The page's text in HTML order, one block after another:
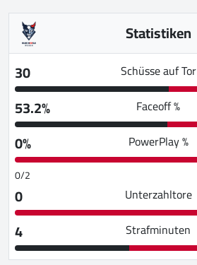
Statistiken
30
Schüsse auf Tor
53.2%
Faceoff %
0%
PowerPlay %
0/2
0 Unterzahltore
4
Strafminuten